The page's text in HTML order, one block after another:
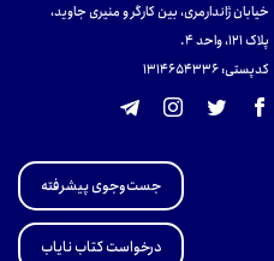
خیابان ژاندارمری، بین کارگر و منیری جاوید،
پلاک 121، واحد ۴.
کدپستی: 131465433۶
جست‌وجوی پیشرفته
درخواست کتاب نایاب